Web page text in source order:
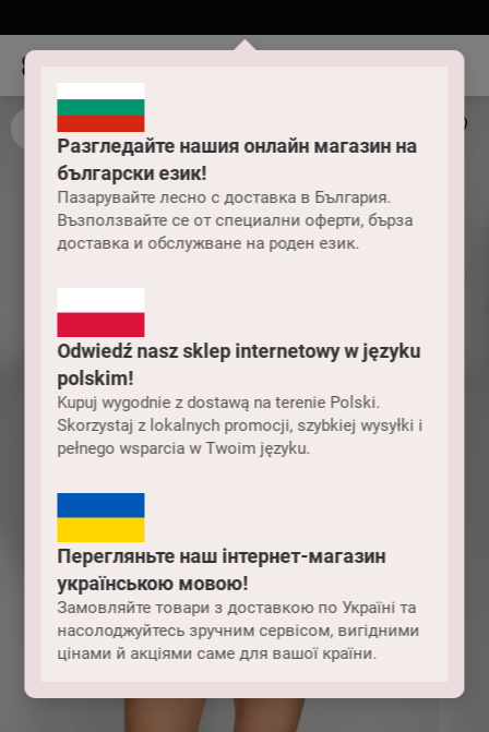
Разгледайте нашия онлайн магазин на
български език!
Пазарувайте лесно с доставка в България.
Възползвайте се от специални оферти, бърза
доставка и обслужване на роден език.
Odwiedź nasz sklep internetowy w języku
polskim!
Kupuj wygodnie z dostawą na terenie Polski.
Skorzystaj z lokalnych promocji, szybkiej wysyłki i
pełnego wsparcia w Twoim języku.
Перегляньте наш інтернет-магазин
українською мовою!
Замовляйте товари з доставкою по Україні та
насолоджуйтесь зручним сервісом, вигідними
цінами й акціями саме для вашої країни.